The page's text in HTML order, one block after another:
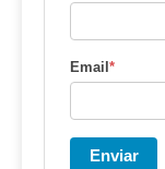
Email *
Enviar